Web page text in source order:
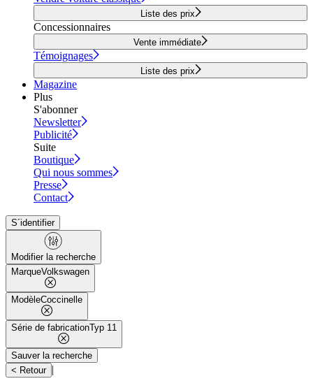
Liste des prix
Concessionnaires
Vente immédiate
Témoignages
Liste des prix
Magazine
Plus
S'abonner
Newsletter
Publicité
Suite
Boutique
Qui nous sommes
Presse
Contact
S´identifier
Modifier la recherche
MarqueVolkswagen
ModèleCoccinelle
Série de fabricationTyp 11
Sauver la recherche
< Retour |